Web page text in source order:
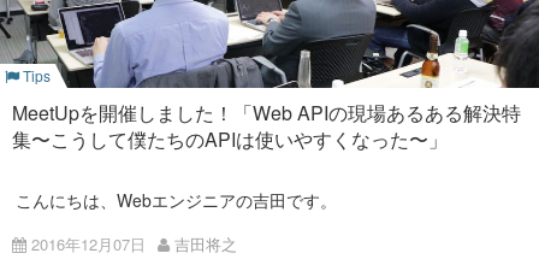
く！出来るよう頑張ります！
Tips
MeetUpを開催しました！「Web APIの現場あるある解決特
集〜こうして僕たちのAPIは使いやすくなった〜」
こんにちは、Webエンジニアの吉田です。
様子をご報告させていただきます。
2016年12月07日 吉田将之